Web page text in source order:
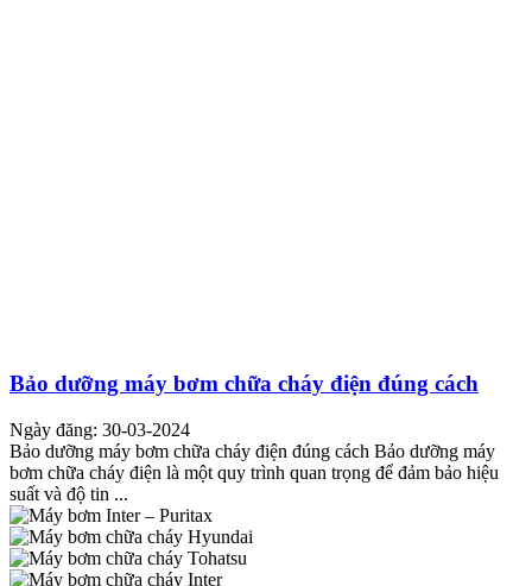
Bảo dưỡng máy bơm chữa cháy điện đúng cách
Ngày đăng: 30-03-2024
Bảo dưỡng máy bơm chữa cháy điện đúng cách Bảo dưỡng máy
bơm chữa cháy điện là một quy trình quan trọng để đảm bảo hiệu
suất và độ tin ...